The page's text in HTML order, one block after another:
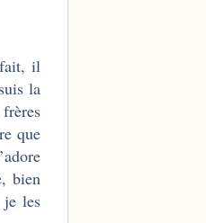
fait, il
la
que
bien
je les